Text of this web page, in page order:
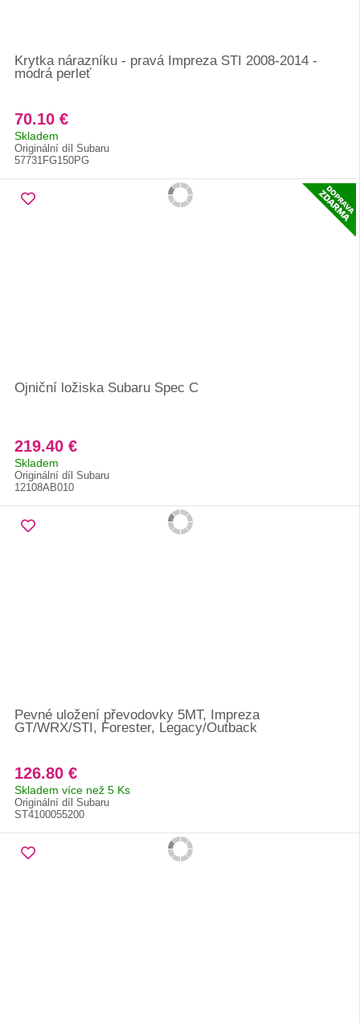
Krytka nárazníku - pravá Impreza STI 2008-2014 -
modrá perleť
70.10 €
Skladem
Originální díl Subaru
57731FG150PG
Ojniční ložiska Subaru Spec C
219.40 €
Skladem
Originální díl Subaru
12108AB010
Pevné uložení převodovky 5MT, Impreza
GT/WRX/STI, Forester, Legacy/Outback
126.80 €
Skladem více než 5 Ks
Originální díl Subaru
ST4100055200